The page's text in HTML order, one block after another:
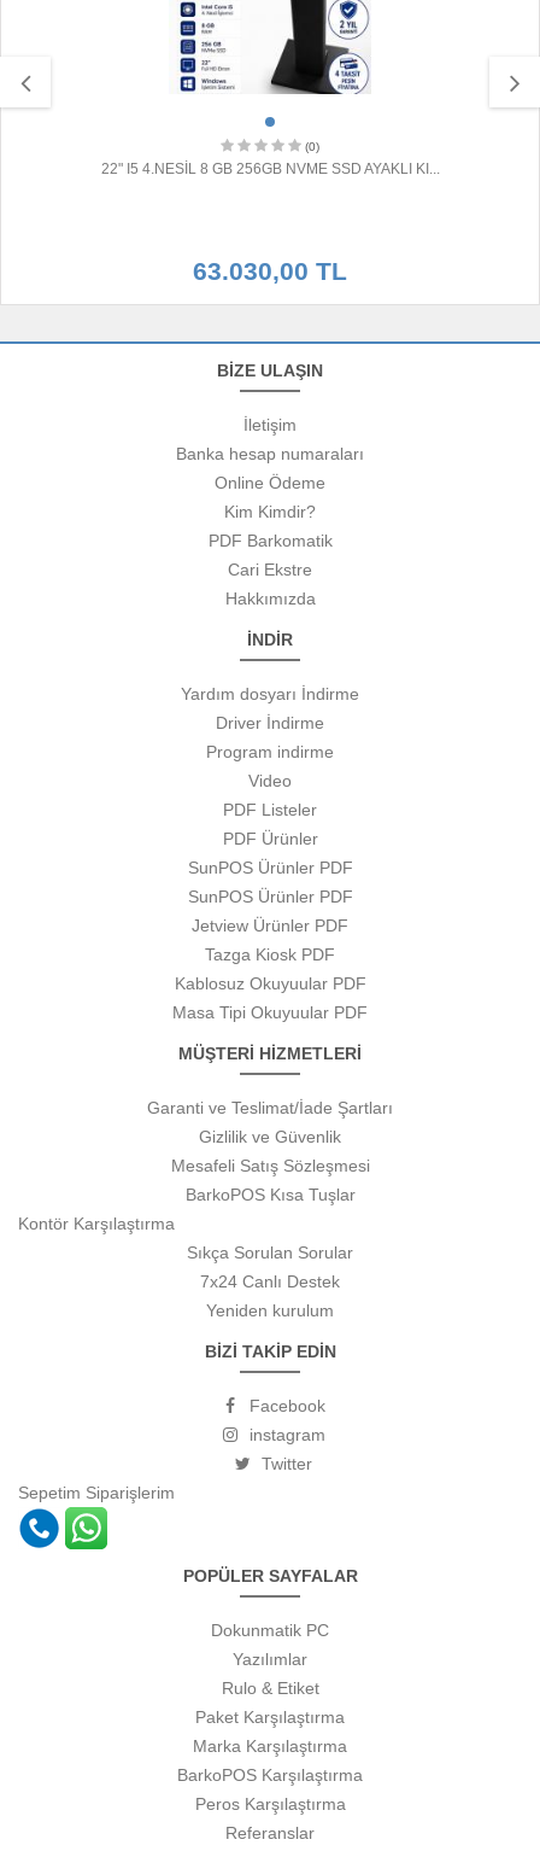
(0)
22" I5 4.NESİL 8 GB 256GB NVME SSD AYAKLI KI...
63.030,00 TL
BİZE ULAŞIN
İletişim
Banka hesap numaraları
Online Ödeme
Kim Kimdir?
PDF Barkomatik
Cari Ekstre
Hakkımızda
İNDİR
Yardım dosyarı İndirme
Driver İndirme
Program indirme
Video
PDF Listeler
PDF Ürünler
SunPOS Ürünler PDF
SunPOS Ürünler PDF
Jetview Ürünler PDF
Tazga Kiosk PDF
Kablosuz Okuyuular PDF
Masa Tipi Okuyuular PDF
MÜŞTERİ HİZMETLERİ
Garanti ve Teslimat/İade Şartları
Gizlilik ve Güvenlik
Mesafeli Satış Sözleşmesi
BarkoPOS Kısa Tuşlar
Kontör Karşılaştırma
Sıkça Sorulan Sorular
7x24 Canlı Destek
Yeniden kurulum
BİZİ TAKİP EDİN
Facebook
instagram
Twitter
Sepetim Siparişlerim
POPÜLER SAYFALAR
Dokunmatik PC
Yazılımlar
Rulo & Etiket
Paket Karşılaştırma
Marka Karşılaştırma
BarkoPOS Karşılaştırma
Peros Karşılaştırma
Referanslar